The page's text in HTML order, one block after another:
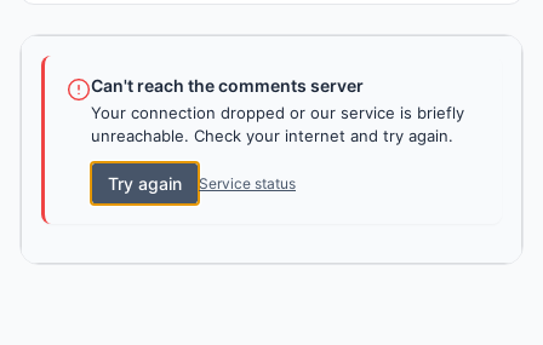
Can't reach the comments server
Your connection dropped or our service is briefly
unreachable. Check your internet and try again.
Try again Service status